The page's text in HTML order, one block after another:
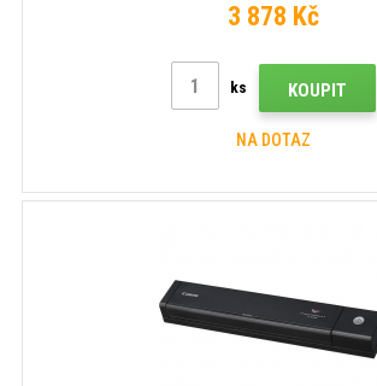
3 878 Kč
ks KOUPIT
NA DOTAZ